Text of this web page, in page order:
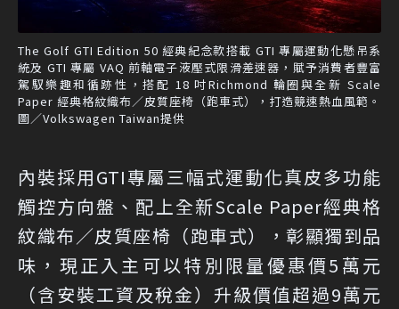
The Golf GTI Edition 50 經典紀念款搭載 GTI 專屬運動化懸吊系
統及 GTI 專屬 VAQ 前軸電子液壓式限滑差速器，賦予消費者豐富
駕馭樂趣和循跡性，搭配 18 吋Richmond 輪圈與全新 Scale
Paper 經典格紋織布／皮質座椅（跑車式），打造競速熱血風範。
圖／Volkswagen Taiwan提供
內裝採用GTI專屬三幅式運動化真皮多功能
觸控方向盤、配上全新Scale Paper經典格
紋織布／皮質座椅（跑車式），彰顯獨到品
味，現正入主可以特別限量優惠價5萬元
（含安裝工資及稅金）升級價值超過9萬元